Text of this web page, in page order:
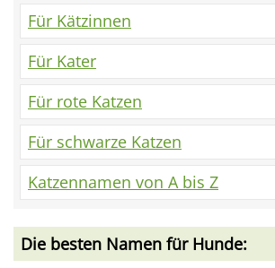
Für Kätzinnen
Für Kater
Für rote Katzen
Für schwarze Katzen
Katzennamen von A bis Z
Die besten Namen für Hunde: